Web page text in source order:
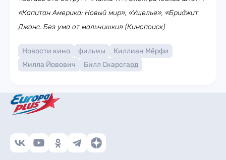
«Капитан Америка: Новый мир», «Ущелье», «Бриджит
Джонс. Без ума от мальчишки» (Кинопоиск)
Новости кино фильмы
Киллиан Мёрфи
Милла Йовович
Билл Скарсгард